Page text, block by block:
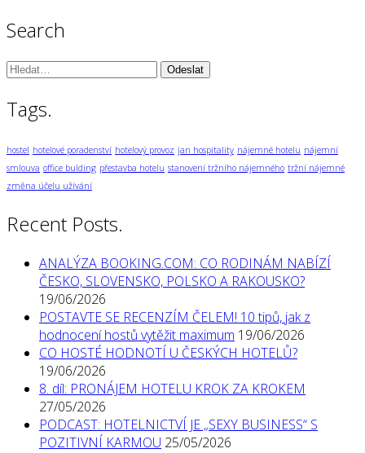
Search
Vyhledávání:
Tags.
hostel hotelové poradenství hotelový provoz jan hospitality nájemné hotelu nájemní
smlouva office bulding přestavba hotelu stanovení tržního nájemného tržní nájemné
změna účelu užívání
Recent Posts.
ANALÝZA BOOKING.COM: CO RODINÁM NABÍZÍ
ČESKO, SLOVENSKO, POLSKO A RAKOUSKO?
19/06/2026
POSTAVTE SE RECENZÍM ČELEM! 10 tipů, jak z
hodnocení hostů vytěžit maximum 19/06/2026
CO HOSTÉ HODNOTÍ U ČESKÝCH HOTELŮ?
19/06/2026
8. díl: PRONÁJEM HOTELU KROK ZA KROKEM
27/05/2026
PODCAST: HOTELNICTVÍ JE „SEXY BUSINESS“ S
POZITIVNÍ KARMOU 25/05/2026